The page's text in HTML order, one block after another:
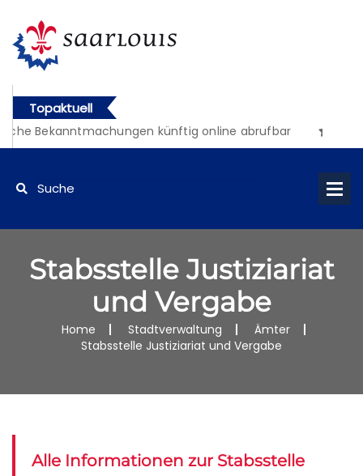
Topaktuell
Bekanntmachungen künftig online abrufbar
Stabsstelle Justiziariat
und Vergabe
Home Stadtverwaltung
Ämter
Stabsstelle Justiziariat und Vergabe
Alle Informationen zur Stabsstelle